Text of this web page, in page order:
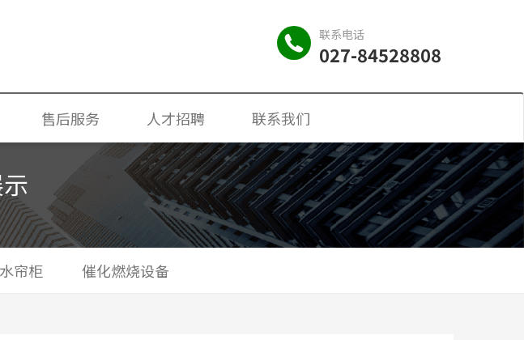
联系电话
027-84528808
售后服务 人才招聘 联系我们
水帘柜 催化燃烧设备